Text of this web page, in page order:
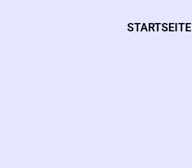
STARTSEITE